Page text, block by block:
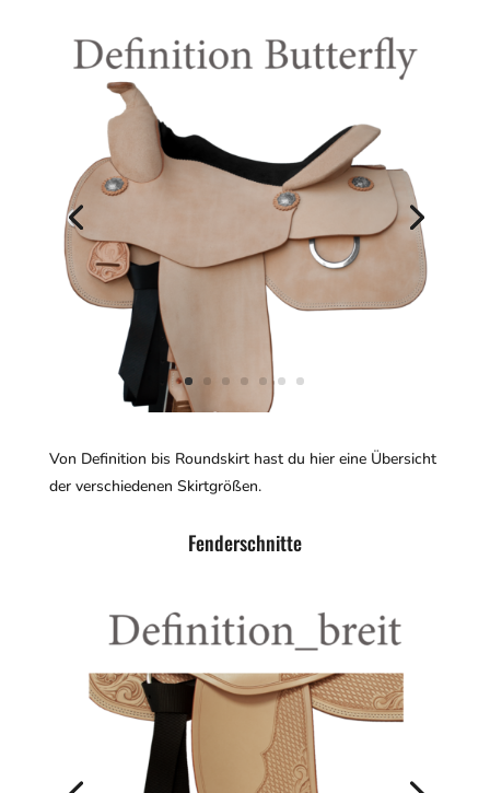
Von Definition bis Roundskirt hast du hier eine Übersicht
der verschiedenen Skirtgrößen.
Fenderschnitte